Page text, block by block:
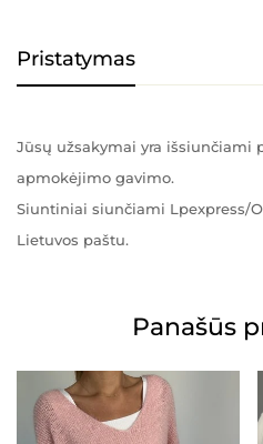
Pristatymas
Jūsų užsakymai yra išsiunčiami
apmokėjimo gavimo.
Siuntiniai siunčiami Lpexpress/
Lietuvos paštu.
Panašūs